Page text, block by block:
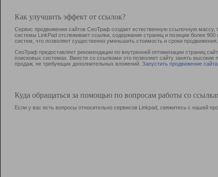
Как улучшить эффект от ссылок?
Сервис продвижения сайтов СеоТраф создает естественную ссылочную
системы LinkPad отслеживает ссылки, содержание страниц и позиции более
систем, что позволяет существенно уменьшить стоимость и сроки продвижения.
СеоТраф предоставляет рекомендации по внутренней оптимизации страниц
поисковых системах. Вместе со ссылками это позволяет сайту занять
продаж, не требующих дополнительных вложений. Запустить продвижение сайта
Куда обращаться за помощью по вопросам работы со
Если у вас есть вопросы относительно сервисов Linkpad, свяжитесь с нашей